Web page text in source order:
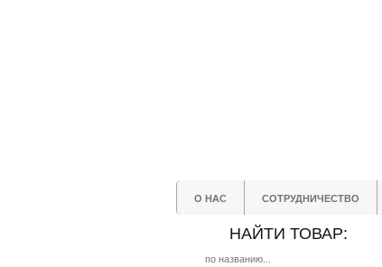
О НАС СОТРУДНИЧЕСТВО
НАЙТИ ТОВАР: